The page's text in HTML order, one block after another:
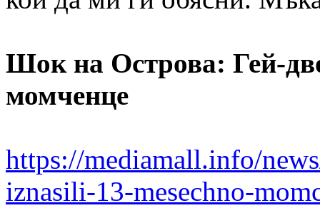
Шок на Острова: Гей-
момченце
https://mediamall.info/
iznasili-13-mesechno-